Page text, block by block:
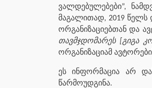
ვალდებულებები”,
მაგალითად, 2019 წელს
ორგანიზაციებთან და
თავმჯდომარეს [გიგა
ორგანიზაციამ
ეს ინფორმაცია არ
წარმოუდგინა.